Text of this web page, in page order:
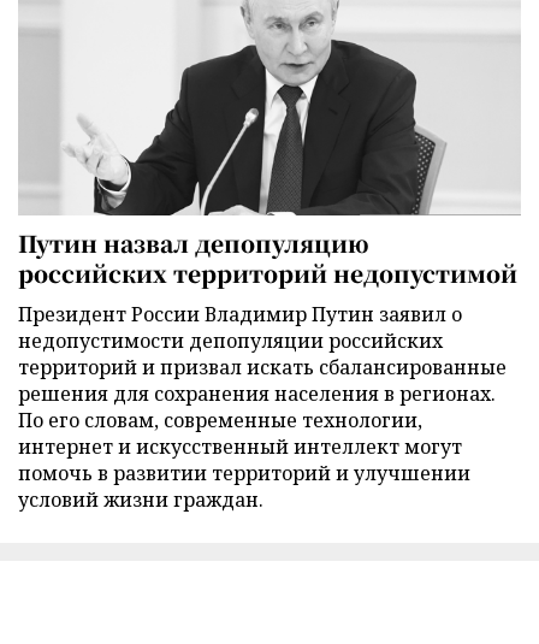
Путин назвал депопуляцию
российских территорий недопустимой
Президент России Владимир Путин заявил о
недопустимости депопуляции российских
территорий и призвал искать сбалансированные
решения для сохранения населения в регионах.
По его словам, современные технологии,
интернет и искусственный интеллект могут
помочь в развитии территорий и улучшении
условий жизни граждан.